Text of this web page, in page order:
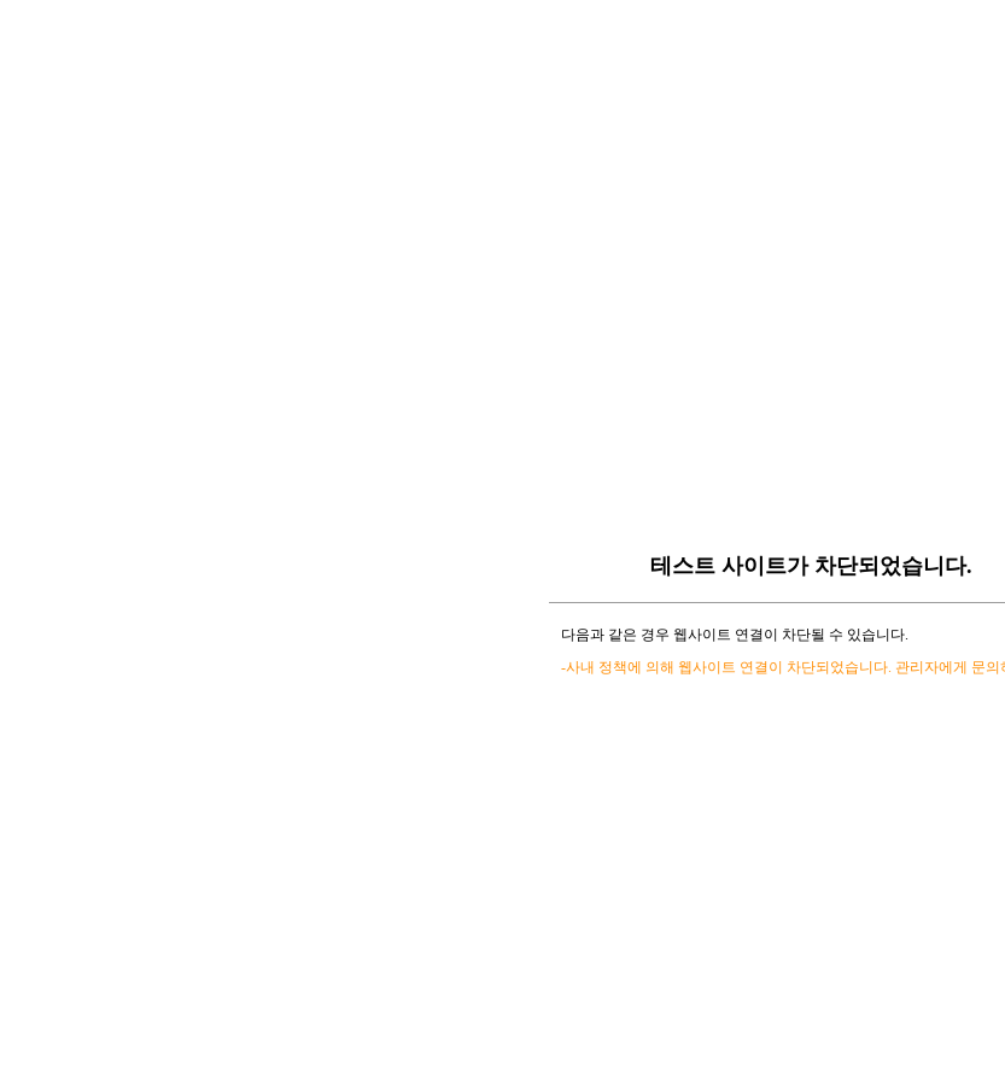
테스트 사이트가 차단되었습니다.
다음과 같은 경우 웹사이트 연결이 차단될 수 있습니다.
-사내 정책에 의해 웹사이트 연결이 차단되었습니다. 관리자에게 문의